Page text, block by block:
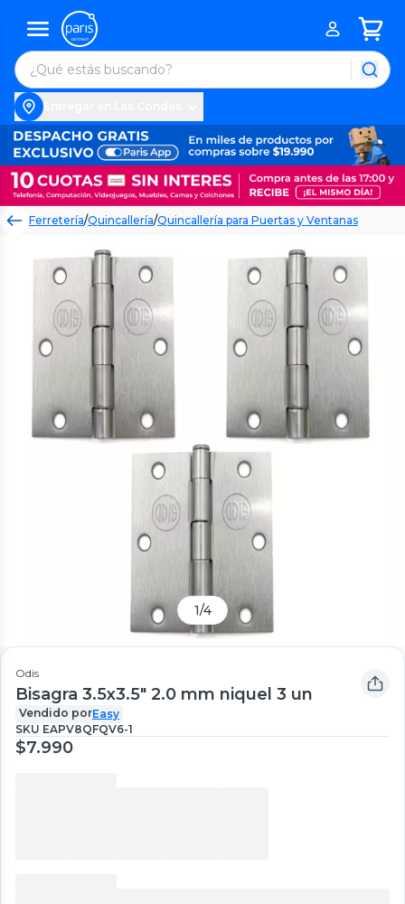
Ferretería/Quincallería/Quincallería para Puertas y Ventanas
1/4
Odis
Bisagra 3.5x3.5" 2.0 mm niquel 3 un
Vendido porEasy
SKU EAPV8QFQV6-1
$7.990